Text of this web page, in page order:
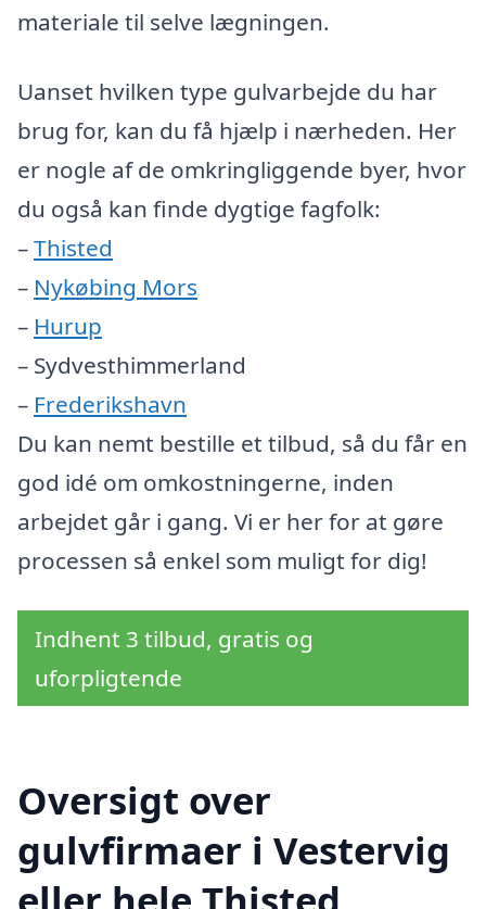
materiale til selve lægningen.
Uanset hvilken type gulvarbejde du har
brug for, kan du få hjælp i nærheden. Her
er nogle af de omkringliggende byer, hvor
du også kan finde dygtige fagfolk:
–Thisted
– Nykøbing Mors
– Hurup
– Sydvesthimmerland
– Frederikshavn
Du kan nemt bestille et tilbud, så du får en
god idé om omkostningerne, inden
arbejdet går i gang. Vi er her for at gøre
processen så enkel som muligt for dig!
Indhent 3 tilbud, gratis og
uforpligtende
Oversigt over
gulvfirmaer i Vestervig